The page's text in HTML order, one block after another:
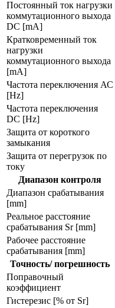
Постоянный ток нагрузки
коммутационного выхода
DC [mA]
Кратковременный ток
нагрузки
коммутационного выхода
[mA]
Частота переключения АС
[Hz]
Частота переключения
DC [Hz]
Защита от короткого
замыкания
Защита от перегрузок по
току
Диапазон контроля
Диапазон срабатывания
[mm]
Реальное расстояние
срабатывания Sr [mm]
Рабочее расстояние
срабатывания [mm]
Точность/ погрешность
Поправочный
коэффициент
Гистерезис [% от Sr]